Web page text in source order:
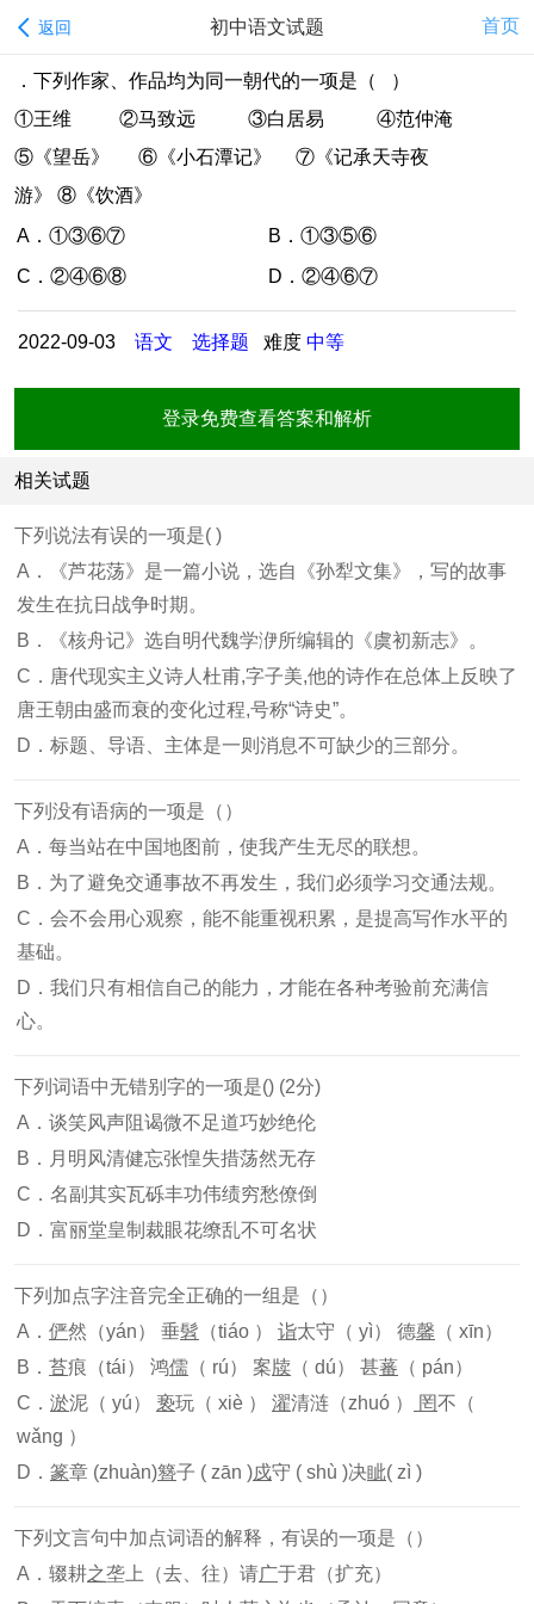
返回 初中语文试题 首页
．下列作家、作品均为同一朝代的一项是（ ）
①王维 ②马致远 ③白居易 ④范仲淹
⑤《望岳》 ⑥《小石潭记》 ⑦《记承天寺夜
游》 ⑧《饮酒》
A．①③⑥⑦
B．①③⑤⑥
C．②④⑥⑧
D．②④⑥⑦
2022-09-03 语文 选择题 难度 中等
登录免费查看答案和解析
相关试题
下列说法有误的一项是( )
A．《芦花荡》是一篇小说，选自《孙犁文集》，写的故事
发生在抗日战争时期。
B．《核舟记》选自明代魏学洢所编辑的《虞初新志》。
C．唐代现实主义诗人杜甫,字子美,他的诗作在总体上反映了
唐王朝由盛而衰的变化过程,号称“诗史”。
D．标题、导语、主体是一则消息不可缺少的三部分。
下列没有语病的一项是（）
A．每当站在中国地图前，使我产生无尽的联想。
B．为了避免交通事故不再发生，我们必须学习交通法规。
C．会不会用心观察，能不能重视积累，是提高写作水平的
基础。
D．我们只有相信自己的能力，才能在各种考验前充满信
心。
下列词语中无错别字的一项是() (2分)
A．谈笑风声阻谒微不足道巧妙绝伦
B．月明风清健忘张惶失措荡然无存
C．名副其实瓦砾丰功伟绩穷愁僚倒
D．富丽堂皇制裁眼花缭乱不可名状
下列加点字注音完全正确的一组是（）
A． 俨然（yán） 垂髫 （tiáo ） 诣太守（ yì） 德馨 （ xīn）
B． 苔痕（tái） 鸿儒 （ rú） 案牍 （ dú） 甚蕃 （ pán）
C． 淤泥（ yú） 亵玩（ xiè ） 濯清涟（zhuó ） 罔不（
wǎng ）
D． 篆章 (zhuàn)簪子 ( zān )戍守 ( shù )决眦( zì )
下列文言句中加点词语的解释，有误的一项是（）
A．辍耕之垄上（去、往）请广于君（扩充）